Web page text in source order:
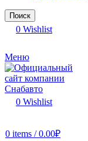
Поиск
0 Wishlist
Меню
0 Wishlist
0 items / 0.00₽